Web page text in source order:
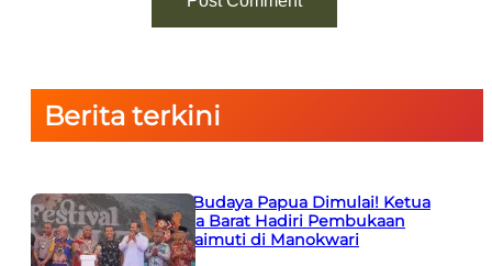
Berita terkini
Semarak Budaya Papua Dimulai! Ketua
PTA Papua Barat Hadiri Pembukaan
Festival Raimuti di Manokwari